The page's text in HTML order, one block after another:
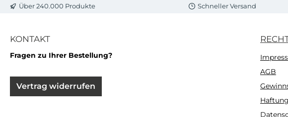
Über 240.000 Produkte Schneller Versand
KONTAKT
Fragen zu Ihrer Bestellung?
Vertrag widerrufen
AGB